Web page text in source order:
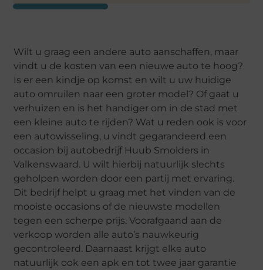
Wilt u graag een andere auto aanschaffen, maar
vindt u de kosten van een nieuwe auto te hoog?
Is er een kindje op komst en wilt u uw huidige
auto omruilen naar een groter model? Of gaat u
verhuizen en is het handiger om in de stad met
een kleine auto te rijden? Wat u reden ook is voor
een autowisseling, u vindt gegarandeerd een
occasion bij autobedrijf Huub Smolders in
Valkenswaard. U wilt hierbij natuurlijk slechts
geholpen worden door een partij met ervaring.
Dit bedrijf helpt u graag met het vinden van de
mooiste occasions of de nieuwste modellen
tegen een scherpe prijs. Voorafgaand aan de
verkoop worden alle auto’s nauwkeurig
gecontroleerd. Daarnaast krijgt elke auto
natuurlijk ook een apk en tot twee jaar garantie